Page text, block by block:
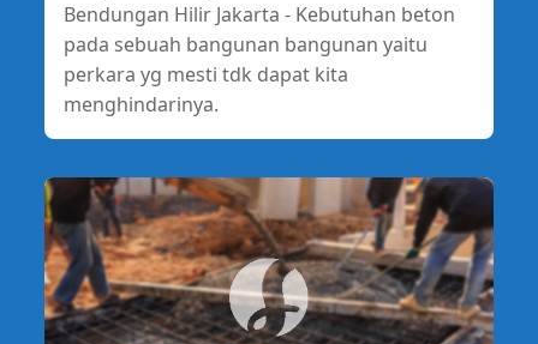
Bendungan Hilir Jakarta - Kebutuhan beton
pada sebuah bangunan bangunan yaitu
perkara yg mesti tdk dapat kita
menghindarinya.